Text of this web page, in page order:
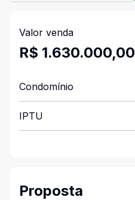
Valor venda
R$ 1.630.000,00
Condomínio
IPTU
Proposta